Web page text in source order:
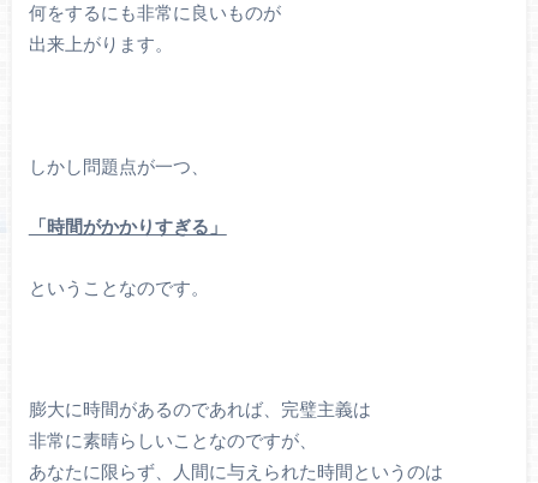
何をするにも非常に良いものが
出来上がります。
しかし問題点が一つ、
「時間がかかりすぎる」
ということなのです。
膨大に時間があるのであれば、完璧主義は
非常に素晴らしいことなのですが、
あなたに限らず、人間に与えられた時間というのは